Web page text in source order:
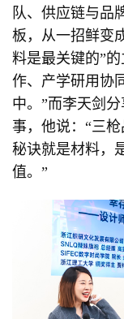
队、供应链与品
板，从一招鲜变
料是最关键的”
作、产学研用协
中。”而李天剑
事，他说：“三
秘诀就是材料，
值。”